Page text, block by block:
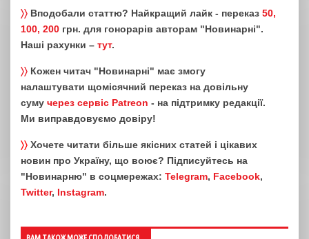
〉〉 Вподобали статтю? Найкращий лайк - переказ 50,
100, 200 грн. для гонорарів авторам "Новинарні".
Наші рахунки – тут.
〉〉 Кожен читач "Новинарні" має змогу
налаштувати щомісячний переказ на довільну
суму через сервіс Patreon - на підтримку редакції.
Ми виправдовуємо довіру!
〉〉 Хочете читати більше якісних статей і цікавих
новин про Україну, що воює? Підписуйтесь на
"Новинарню" в соцмережах: Telegram, Facebook,
Twitter, Instagram.